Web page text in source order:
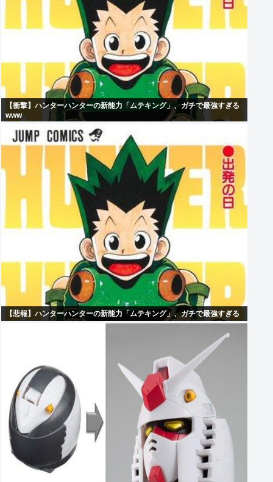
【衝撃】ハンターハンターの新能力「ムテキング」、ガチで最強すぎる
www
【悲報】ハンターハンターの新能力「ムテキング」、ガチで最強すぎる